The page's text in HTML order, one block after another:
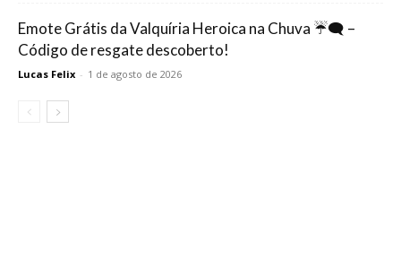
Emote Grátis da Valquíria Heroica na Chuva ☔🗨️ –
Código de resgate descoberto!
Lucas Felix - 1 de agosto de 2026